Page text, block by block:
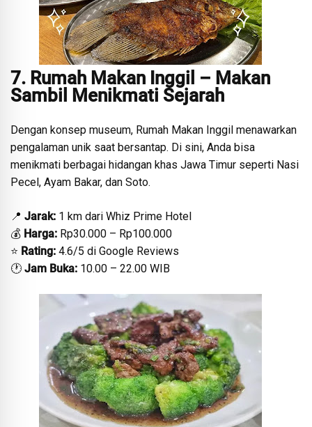
7. Rumah Makan Inggil – Makan
Sambil Menikmati Sejarah
Dengan konsep museum, Rumah Makan Inggil menawarkan
pengalaman unik saat bersantap. Di sini, Anda bisa
menikmati berbagai hidangan khas Jawa Timur seperti Nasi
Pecel, Ayam Bakar, dan Soto.
📍 Jarak: 1 km dari Whiz Prime Hotel
💰 Harga: Rp30.000 – Rp100.000
⭐ Rating: 4.6/5 di Google Reviews
🕐 Jam Buka: 10.00 – 22.00 WIB